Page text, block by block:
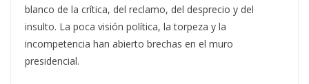
blanco de la crítica, del reclamo, del desprecio y del
insulto. La poca visión política, la torpeza y la
incompetencia han abierto brechas en el muro
presidencial.